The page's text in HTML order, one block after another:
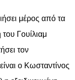
μέρος από τα
Γουίλιαμ
τον
ο Κωσταντίνος